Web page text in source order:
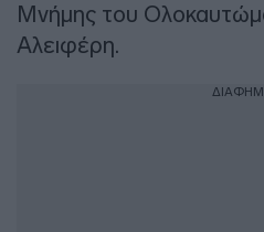
Μνήμης του
Αλειφέρη.